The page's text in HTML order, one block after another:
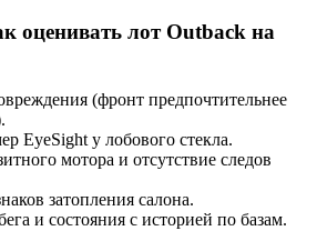
оценивать лот Outback на
(фронт предпочтительнее
EyeSight у лобового стекла.
мотора и отсутствие следов
затопления салона.
и состояния с историей по базам.